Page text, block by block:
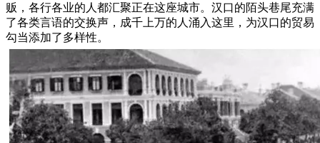
贩，各行各业的人都汇聚正在这座城市。汉口的陌头巷尾充满
了各类言语的交换声，成千上万的人涌入这里，为汉口的贸易
勾当添加了多样性。